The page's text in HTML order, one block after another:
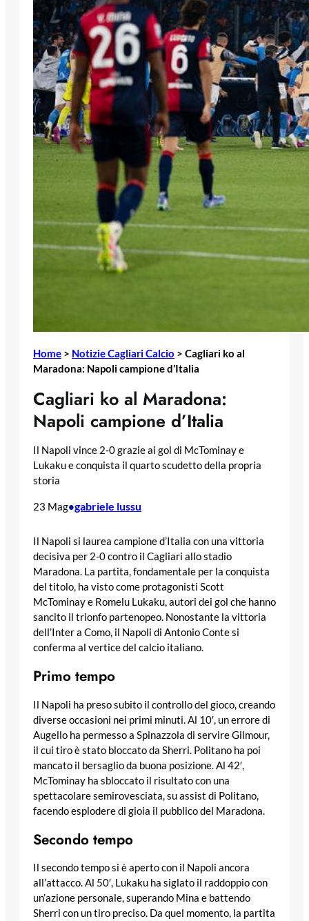
Home > Notizie Cagliari Calcio > Cagliari ko al
Maradona: Napoli campione d’Italia
Cagliari ko al Maradona:
Napoli campione d’Italia
Il Napoli vince 2-0 grazie ai gol di McTominay e
Lukaku e conquista il quarto scudetto della propria
storia
23 Mag•gabriele lussu
Il Napoli si laurea campione d’Italia con una vittoria
decisiva per 2-0 contro il Cagliari allo stadio
Maradona. La partita, fondamentale per la conquista
del titolo, ha visto come protagonisti Scott
McTominay e Romelu Lukaku, autori dei gol che hanno
sancito il trionfo partenopeo. Nonostante la vittoria
dell’Inter a Como, il Napoli di Antonio Conte si
conferma al vertice del calcio italiano.
Primo tempo
Il Napoli ha preso subito il controllo del gioco, creando
diverse occasioni nei primi minuti. Al 10′, un errore di
Augello ha permesso a Spinazzola di servire Gilmour,
il cui tiro è stato bloccato da Sherri. Politano ha poi
mancato il bersaglio da buona posizione. Al 42′,
McTominay ha sbloccato il risultato con una
spettacolare semirovesciata, su assist di Politano,
facendo esplodere di gioia il pubblico del Maradona.
Secondo tempo
Il secondo tempo si è aperto con il Napoli ancora
all’attacco. Al 50′, Lukaku ha siglato il raddoppio con
un’azione personale, superando Mina e battendo
Sherri con un tiro preciso. Da quel momento, la partita